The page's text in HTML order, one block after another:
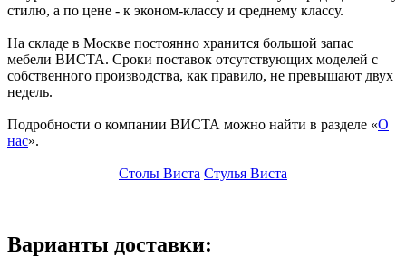
стилю, а по цене - к эконом-классу и среднему классу.
На складе в Москве постоянно хранится большой запас
мебели ВИСТА. Сроки поставок отсутствующих моделей с
собственного производства, как правило, не превышают двух
недель.
Подробности о компании ВИСТА можно найти в разделе «О
нас».
Столы Виста Стулья Виста
Варианты доставки: